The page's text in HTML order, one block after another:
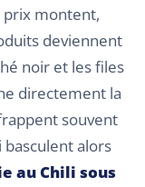
prix montent,
deviennent
noir et les files
directement la
souvent
basculent alors
au Chili sous